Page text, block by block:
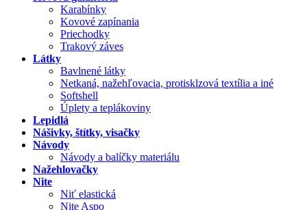
Karabínky
Kovové zapínania
Priechodky
Trakový záves
Látky
Bavlnené látky
Netkaná, nažehľovacia, protisklzová textília a iné
Softshell
Úplety a teplákoviny
Lepidlá
Nášivky, štítky, visačky
Návody
Návody a balíčky materiálu
Nažehlovačky
Nite
Niť elastická
Nite Aspo